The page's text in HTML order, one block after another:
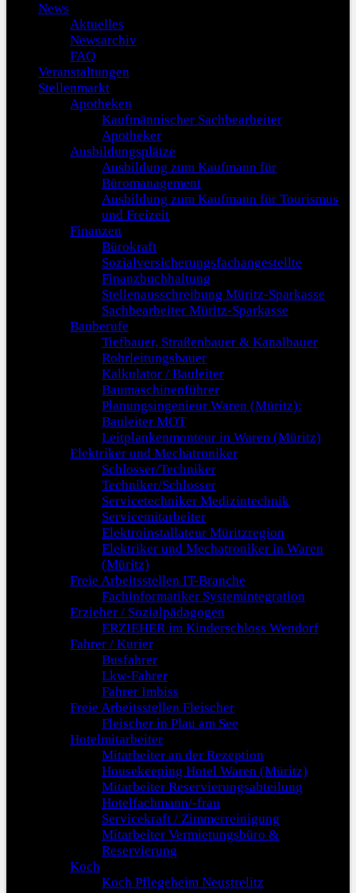
News
Aktuelles
Newsarchiv
FAQ
Veranstaltungen
Stellenmarkt
Apotheken
Kaufmännischer Sachbearbeiter
Apotheker
Ausbildungsplätze
Ausbildung zum Kaufmann für
Büromanagement
Ausbildung zum Kaufmann für Tourismus
und Freizeit
Finanzen
Bürokraft
Sozialversicherungsfachangestellte
Finanzbuchhaltung
Stellenausschreibung Müritz-Sparkasse
Sachbearbeiter Müritz-Sparkasse
Bauberufe
Tiefbauer, Straßenbauer & Kanalbauer
Rohrleitungsbauer
Kalkulator / Bauleiter
Baumaschinenführer
Planungsingenieur Waren (Müritz):
Bauleiter MOT
Leitplankenmonteur in Waren (Müritz)
Elektriker und Mechatroniker
Schlosser/Techniker
Techniker/Schlosser
Servicetechniker Medizintechnik
Servicemitarbeiter
Elektroinstallateur Müritzregion
Elektriker und Mechatroniker in Waren
(Müritz)
Freie Arbeitsstellen IT-Branche
Fachinformatiker Systemintegration
Erzieher / Sozialpädagogen
ERZIEHER im Kinderschloss Wendorf
Fahrer / Kurier
Busfahrer
Lkw-Fahrer
Fahrer Imbiss
Freie Arbeitsstellen Fleischer
Fleischer in Plau am See
Hotelmitarbeiter
Mitarbeiter an der Rezeption
Housekeeping Hotel Waren (Müritz)
Mitarbeiter Reservierungsabteilung
Hotelfachmann/-frau
Servicekraft / Zimmerreinigung
Mitarbeiter Vermietungsbüro &
Reservierung
Koch
Koch Pflegeheim Neustrelitz